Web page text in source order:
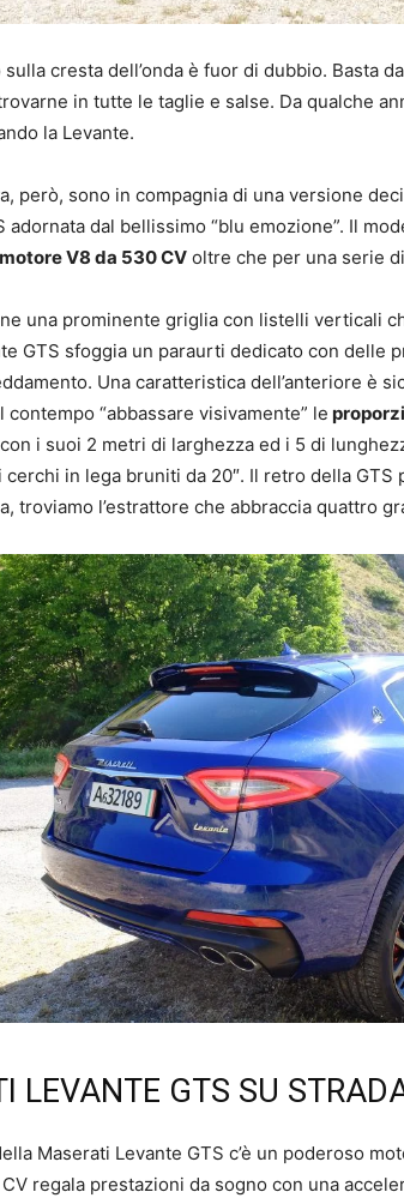
sulla cresta dell’onda è fuor di dubbio. Basta
in tutte le taglie e salse. Da qualche
la Levante.
però, sono in compagnia di una versione
adornata dal bellissimo “blu emozione”. Il
motore V8 da 530 CV oltre che per una serie
una prominente griglia con listelli verticali
GTS sfoggia un paraurti dedicato con delle
Una caratteristica dell’anteriore è
contempo “abbassare visivamente” le
i suoi 2 metri di larghezza ed i 5 di
in lega bruniti da 20″. Il retro della
troviamo l’estrattore che abbraccia quattro
LEVANTE GTS SU
Maserati Levante GTS c’è un poderoso
regala prestazioni da sogno con una